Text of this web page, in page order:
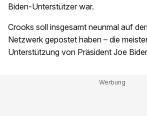
Biden-Unterstützer war.
Crooks soll insgesamt neunmal auf
Netzwerk gepostet haben – die
Unterstützung von Präsident Joe